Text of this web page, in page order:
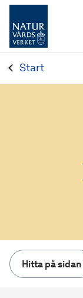
Start
Hitta på sidan